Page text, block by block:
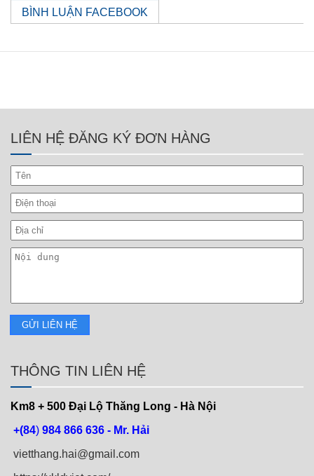
BÌNH LUẬN FACEBOOK
LIÊN HỆ ĐĂNG KÝ ĐƠN HÀNG
THÔNG TIN LIÊN HỆ
Km8 + 500 Đại Lộ Thăng Long - Hà Nội
+(84) 984 866 636 - Mr. Hải
vietthang.hai@gmail.com